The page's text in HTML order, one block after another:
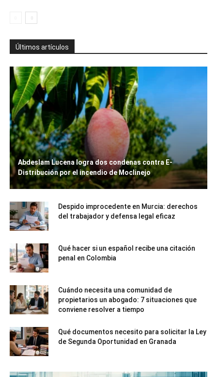
Últimos artículos
Abdeslam Lucena logra dos condenas contra E-
Distribución por el incendio de Moclinejo
Despido improcedente en Murcia: derechos
del trabajador y defensa legal eficaz
Qué hacer si un español recibe una citación
penal en Colombia
Cuándo necesita una comunidad de
propietarios un abogado: 7 situaciones que
conviene resolver a tiempo
Qué documentos necesito para solicitar la Ley
de Segunda Oportunidad en Granada